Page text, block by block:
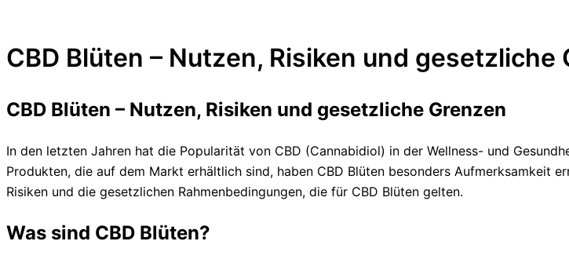
CBD Blüten – Nutzen, Risiken und gesetzliche
CBD Blüten – Nutzen, Risiken und gesetzliche Grenzen
In den letzten Jahren hat die Popularität von CBD (Cannabidiol) in der Wellness- und
Produkten, die auf dem Markt erhältlich sind, haben CBD Blüten besonders Aufmerksamkeit
Risiken und die gesetzlichen Rahmenbedingungen, die für CBD Blüten gelten.
Was sind CBD Blüten?